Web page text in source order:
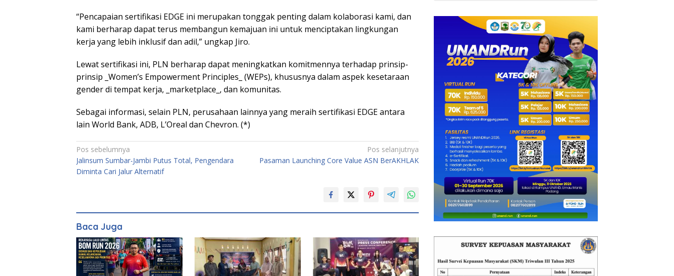
“Pencapaian sertifikasi EDGE ini merupakan tonggak penting dalam kolaborasi kami, dan
kami berharap dapat terus membangun kemajuan ini untuk menciptakan lingkungan
kerja yang lebih inklusif dan adil,” ungkap Jiro.
Lewat sertifikasi ini, PLN berharap dapat meningkatkan komitmennya terhadap prinsip-
prinsip _Women’s Empowerment Principles_ (WEPs), khususnya dalam aspek kesetaraan
gender di tempat kerja, _marketplace_, dan komunitas.
Sebagai informasi, selain PLN, perusahaan lainnya yang meraih sertifikasi EDGE antara
lain World Bank, ADB, L’Oreal dan Chevron. (*)
Navigasi
pos
Pos sebelumnya
Jalinsum Sumbar-Jambi Putus Total, Pengendara
Diminta Cari Jalur Alternatif
Pos selanjutnya
Pasaman Launching Core Value ASN BerAKHLAK
Baca Juga